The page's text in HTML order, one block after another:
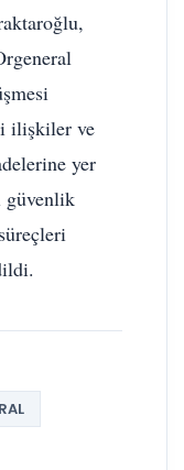
ilişkiler ve
yer
güvenlik